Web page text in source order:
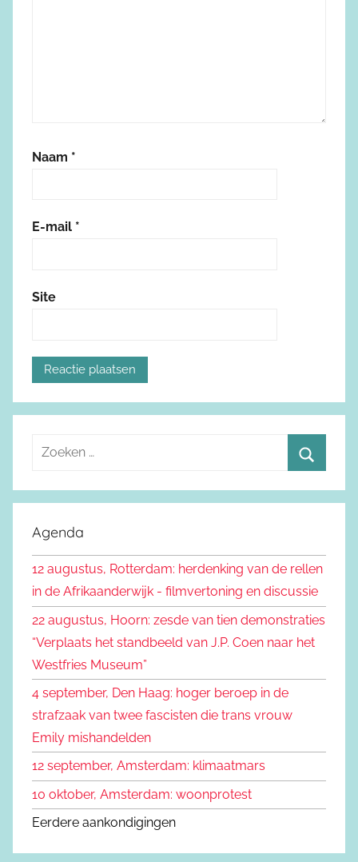
Naam *
E-mail *
Site
e
e
n
a
:
o
e
n
Agenda
12 augustus, Rotterdam: herdenking van de rellen
in de Afrikaanderwijk - filmvertoning en discussie
22 augustus, Hoorn: zesde van tien demonstraties
“Verplaats het standbeeld van J.P. Coen naar het
Westfries Museum”
4 september, Den Haag: hoger beroep in de
strafzaak van twee fascisten die trans vrouw
Emily mishandelden
12 september, Amsterdam: klimaatmars
10 oktober, Amsterdam: woonprotest
Eerdere aankondigingen